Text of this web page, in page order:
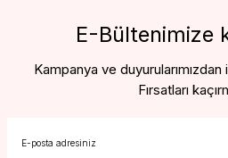
E-Bültenimize
Kampanya ve
Fırsatları